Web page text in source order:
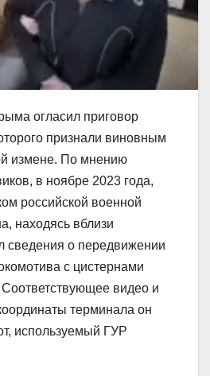
огласил приговор
признали виновным
измене. По мнению
в ноябре 2023 года,
российской военной
находясь вблизи
сведения о передвижении
с цистернами
видео и
терминала он
используемый ГУР